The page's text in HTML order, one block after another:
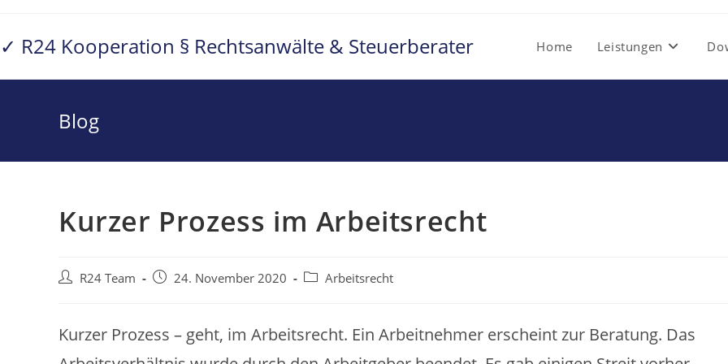
springen
✓ R24 Kooperation § Rechtsanwälte & Steuerberater Home Leistungen
Blog
Kurzer Prozess im Arbeitsrecht
Beitrags-
R24 Team
Beitrag24. November 2020
Beitrags-
Arbeitsrecht
Kurzer Prozess – geht, im Arbeitsrecht. Ein Arbeitnehmer erscheint zur Beratung. Das